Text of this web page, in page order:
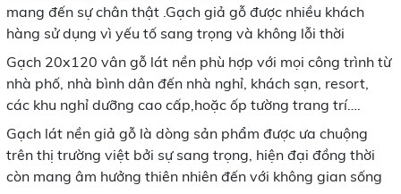
mang đến sự chân thật .Gạch giả gỗ được nhiều khách
hàng sử dụng vì yếu tố sang trọng và không lỗi thời
Gạch 20x120 vân gỗ lát nền phù hợp với mọi công trình từ
nhà phố, nhà bình dân đến nhà nghỉ, khách sạn, resort,
các khu nghỉ dưỡng cao cấp,hoặc ốp tường trang trí….
Gạch lát nền giả gỗ là dòng sản phẩm được ưa chuộng
trên thị trường việt bởi sự sang trọng, hiện đại đồng thời
còn mang âm hưởng thiên nhiên đến với không gian sống